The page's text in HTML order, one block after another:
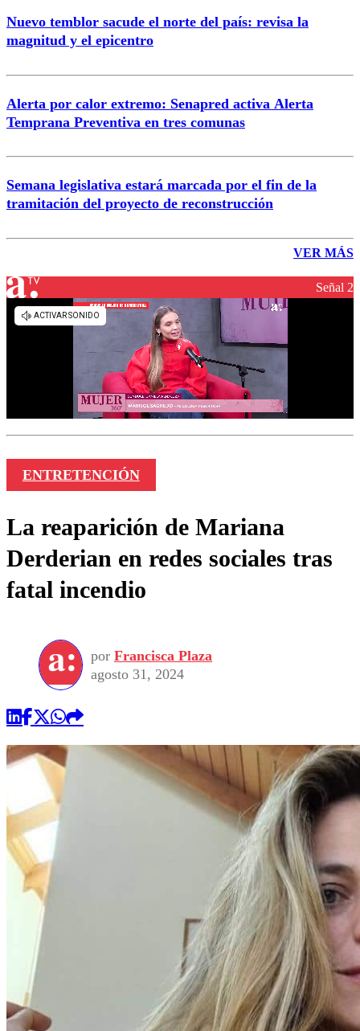
Nuevo temblor sacude el norte del país: revisa la
magnitud y el epicentro
Alerta por calor extremo: Senapred activa Alerta
Temprana Preventiva en tres comunas
Semana legislativa estará marcada por el fin de la
tramitación del proyecto de reconstrucción
VER MÁS
Señal 2
ENTRETENCIÓN
La reaparición de Mariana
Derderian en redes sociales tras
fatal incendio
por Francisca Plaza
agosto 31, 2024